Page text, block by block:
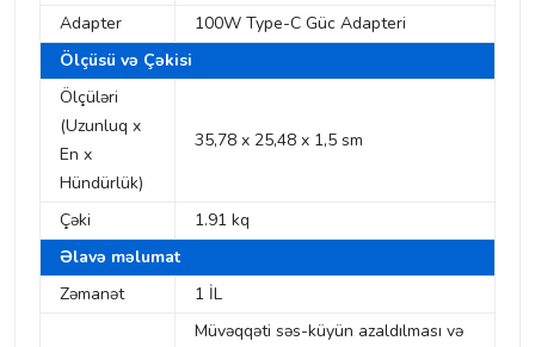
Adapter
100W Type-C Güc Adapteri
Ölçüsü və Çəkisi
Ölçüləri
(Uzunluq x
En x
Hündürlük)
35,78 x 25,48 x 1,5 sm
Çəki
1.91 kq
Əlavə məlumat
Zəmanət
1 İL
Müvəqqəti səs-küyün azaldılması və